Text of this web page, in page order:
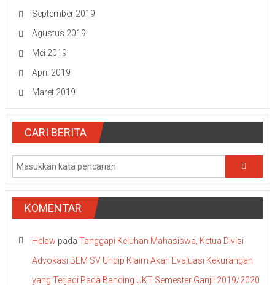
September 2019
Agustus 2019
Mei 2019
April 2019
Maret 2019
CARI BERITA
KOMENTAR
Helaw pada Tanggapi Keluhan Mahasiswa, Ketua Divisi
Advokasi BEM SV Undip Klaim Akan Evaluasi Kekurangan
yang Terjadi Pada Banding UKT Semester Ganjil 2019/2020